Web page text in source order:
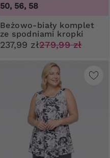
50, 56, 58
Beżowo-biały komplet
ze spodniami kropki
237,99 zł279,99 zł